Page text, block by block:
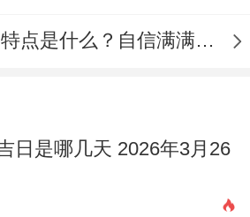
白羊座男人性格特点是什么？自信满满但缺乏耐心
日是哪几天 2026年3月26